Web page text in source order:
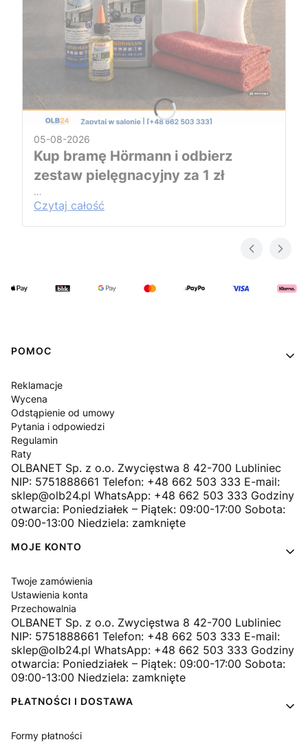
05-08-2026
Kup bramę Hörmann i odbierz
zestaw pielęgnacyjny za 1 zł
…
Czytaj całość
Linki w stopce
POMOC
Reklamacje
Wycena
Odstąpienie od umowy
Pytania i odpowiedzi
Regulamin
Raty
OLBANET Sp. z o.o. Zwycięstwa 8 42-700 Lubliniec
NIP: 5751888661 Telefon: +48 662 503 333 E-mail:
sklep@olb24.pl WhatsApp: +48 662 503 333 Godziny
otwarcia: Poniedziałek – Piątek: 09:00-17:00 Sobota:
09:00-13:00 Niedziela: zamknięte
MOJE KONTO
Twoje zamówienia
Ustawienia konta
Przechowalnia
OLBANET Sp. z o.o. Zwycięstwa 8 42-700 Lubliniec
NIP: 5751888661 Telefon: +48 662 503 333 E-mail:
sklep@olb24.pl WhatsApp: +48 662 503 333 Godziny
otwarcia: Poniedziałek – Piątek: 09:00-17:00 Sobota:
09:00-13:00 Niedziela: zamknięte
PŁATNOŚCI I DOSTAWA
Formy płatności